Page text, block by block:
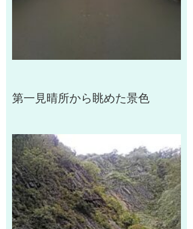
第一見晴所から眺めた景色